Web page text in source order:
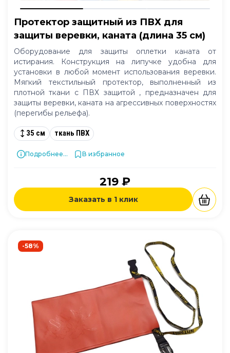
Протектор защитный из ПВХ для
защиты веревки, каната (длина 35 см)
Оборудование для защиты оплетки каната от
истирания. Конструкция на липучке удобна для
установки в любой момент использования веревки.
Мягкий текстильный протектор, выполненный из
плотной ткани с ПВХ защитой , предназначен для
защиты веревки, каната на агрессивных поверхностях
(перегибы рельефа).
35 см ткань ПВХ
Подробнее... В избранное
219 ₽
Заказать в 1 клик
-58%